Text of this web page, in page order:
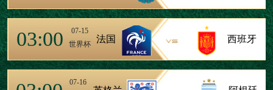
03:00
07-15
世界杯
法国 西班牙
07-16